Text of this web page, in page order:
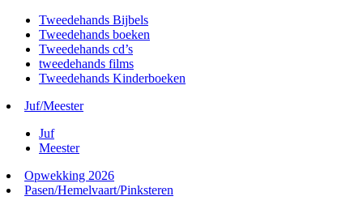
Tweedehands Bijbels
Tweedehands boeken
Tweedehands cd’s
tweedehands films
Tweedehands Kinderboeken
Juf/Meester
Juf
Meester
Opwekking 2026
Pasen/Hemelvaart/Pinksteren